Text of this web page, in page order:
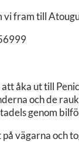
vi fram till
åka ut till
och de
genom
vägarna och